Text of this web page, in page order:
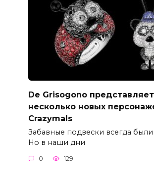
De Grisogono представляет
несколько новых
Crazymals
Забавные подвески всегда
Но в наши дни
0 129